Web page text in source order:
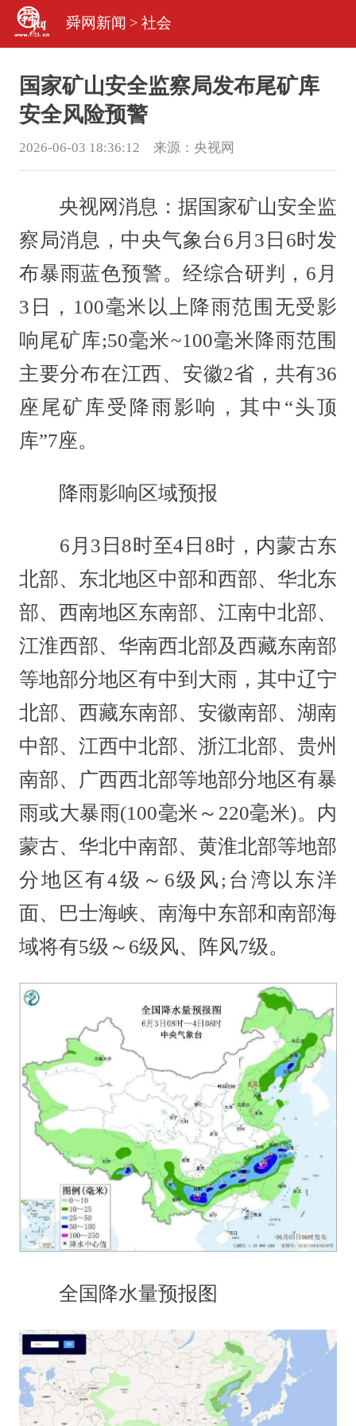
舜网新闻 > 社会
国家矿山安全监察局发布尾矿库
安全风险预警
2026-06-03 18:36:12 来源： 央视网
央视网消息：据国家矿山安全监
察局消息，中央气象台6月3日6时发
布暴雨蓝色预警。经综合研判，6月
3日，100毫米以上降雨范围无受影
响尾矿库;50毫米~100毫米降雨范围
主要分布在江西、安徽2省，共有36
座尾矿库受降雨影响，其中“头顶
库”7座。
降雨影响区域预报
6月3日8时至4日8时，内蒙古东
北部、东北地区中部和西部、华北东
部、西南地区东南部、江南中北部、
江淮西部、华南西北部及西藏东南部
等地部分地区有中到大雨，其中辽宁
北部、西藏东南部、安徽南部、湖南
中部、江西中北部、浙江北部、贵州
南部、广西西北部等地部分地区有暴
雨或大暴雨(100毫米～220毫米)。内
蒙古、华北中南部、黄淮北部等地部
分地区有4级～6级风;台湾以东洋
面、巴士海峡、南海中东部和南部海
域将有5级～6级风、阵风7级。
全国降水量预报图